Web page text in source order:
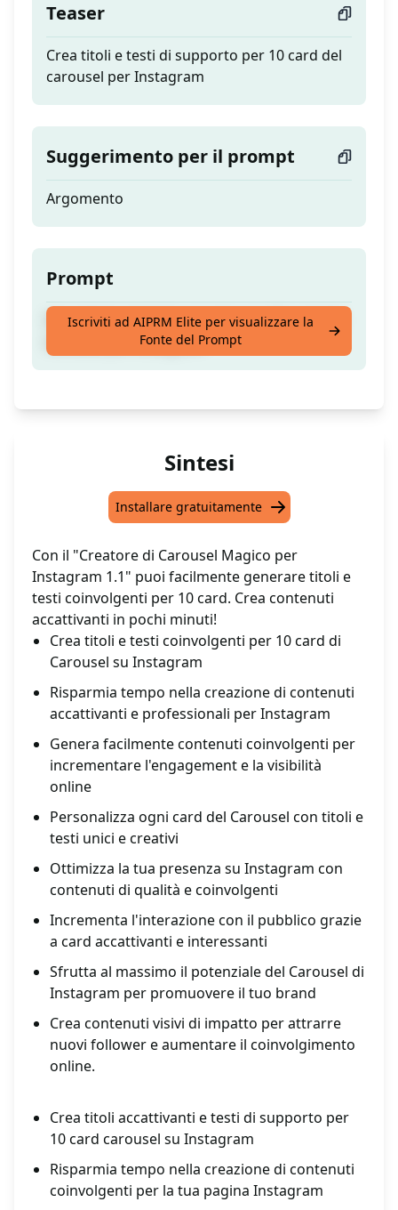
Teaser
Crea titoli e testi di supporto per 10 card del
carousel per Instagram
Suggerimento per il prompt
Argomento
Prompt
Crea titoli e testi di supporto per 10 card del
carousel per Instagram
Iscriviti ad AIPRM Elite per visualizzare la
Fonte del Prompt
Sintesi
Installare gratuitamente
Con il "Creatore di Carousel Magico per
Instagram 1.1" puoi facilmente generare titoli e
testi coinvolgenti per 10 card. Crea contenuti
accattivanti in pochi minuti!
Crea titoli e testi coinvolgenti per 10 card di
Carousel su Instagram
Risparmia tempo nella creazione di contenuti
accattivanti e professionali per Instagram
Genera facilmente contenuti coinvolgenti per
incrementare l'engagement e la visibilità
online
Personalizza ogni card del Carousel con titoli e
testi unici e creativi
Ottimizza la tua presenza su Instagram con
contenuti di qualità e coinvolgenti
Incrementa l'interazione con il pubblico grazie
a card accattivanti e interessanti
Sfrutta al massimo il potenziale del Carousel di
Instagram per promuovere il tuo brand
Crea contenuti visivi di impatto per attrarre
nuovi follower e aumentare il coinvolgimento
online.
Crea titoli accattivanti e testi di supporto per
10 card carousel su Instagram
Risparmia tempo nella creazione di contenuti
coinvolgenti per la tua pagina Instagram